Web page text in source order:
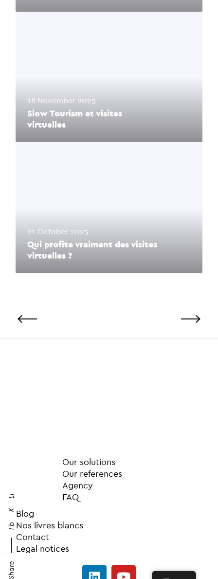
Share
Fb
X
Li
18 November 2025
Slow Tourism et visites
virtuelles
21 October 2025
Qui profite vraiment des visites
virtuelles ?
Our solutions
Our references
Agency
FAQ
Blog
Nos livres blancs
Contact
Legal notices